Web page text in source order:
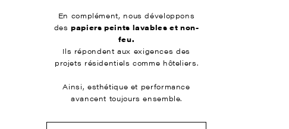
En complément, nous développons
despapiers peints lavables et non-
feu.
Ils répondent aux exigences des
projets résidentiels comme hôteliers.
Ainsi, esthétique et performance
avancent toujours ensemble.